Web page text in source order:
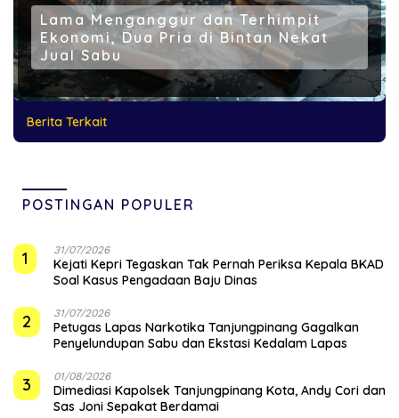
Lama Menganggur dan Terhimpit
Ekonomi, Dua Pria di Bintan Nekat
Jual Sabu
Berita Terkait
POSTINGAN POPULER
1 31/07/2026
Kejati Kepri Tegaskan Tak Pernah Periksa Kepala BKAD
Soal Kasus Pengadaan Baju Dinas
2 31/07/2026
Petugas Lapas Narkotika Tanjungpinang Gagalkan
Penyelundupan Sabu dan Ekstasi Kedalam Lapas
3 01/08/2026
Dimediasi Kapolsek Tanjungpinang Kota, Andy Cori dan
Sas Joni Sepakat Berdamai